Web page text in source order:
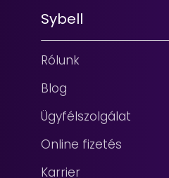
Sybell
Rólunk
Blog
Ügyfélszolgálat
Online fizetés
Karrier